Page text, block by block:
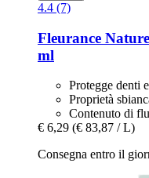
4.4 (7)
Fleurance Nature
ml
Protegge denti
Proprietà
Contenuto di
€ 6,29 (€ 83,87 / L)
Consegna entro il